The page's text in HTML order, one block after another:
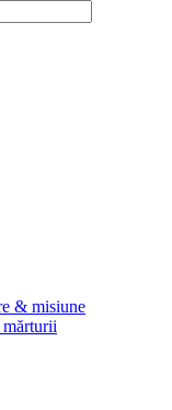
& misiune